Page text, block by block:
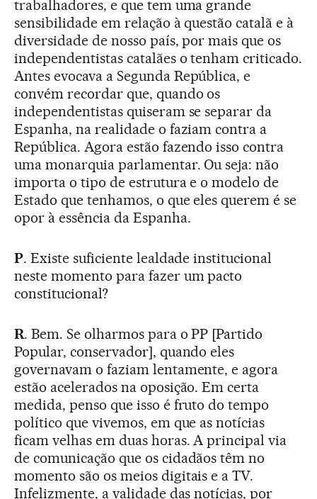
trabalhadores, e que tem uma grande
sensibilidade em relação à questão catalã e à
diversidade de nosso país, por mais que os
independentistas catalães o tenham criticado.
Antes evocava a Segunda República, e
convém recordar que, quando os
independentistas quiseram se separar da
Espanha, na realidade o faziam contra a
República. Agora estão fazendo isso contra
uma monarquia parlamentar. Ou seja: não
importa o tipo de estrutura e o modelo de
Estado que tenhamos, o que eles querem é se
opor à essência da Espanha.
P. Existe suficiente lealdade institucional
neste momento para fazer um pacto
constitucional?
R. Bem. Se olharmos para o PP [Partido
Popular, conservador], quando eles
governavam o faziam lentamente, e agora
estão acelerados na oposição. Em certa
medida, penso que isso é fruto do tempo
político que vivemos, em que as notícias
ficam velhas em duas horas. A principal via
de comunicação que os cidadãos têm no
momento são os meios digitais e a TV.
Infelizmente, a validade das notícias, por